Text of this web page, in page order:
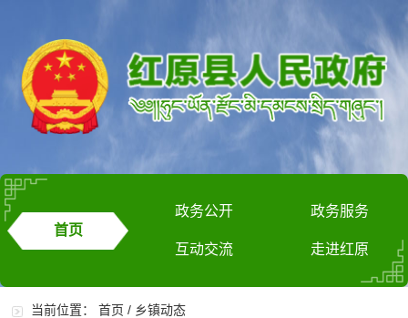
首页
政务公开 政务服务
互动交流 走进红原
当前位置：首页 / 乡镇动态